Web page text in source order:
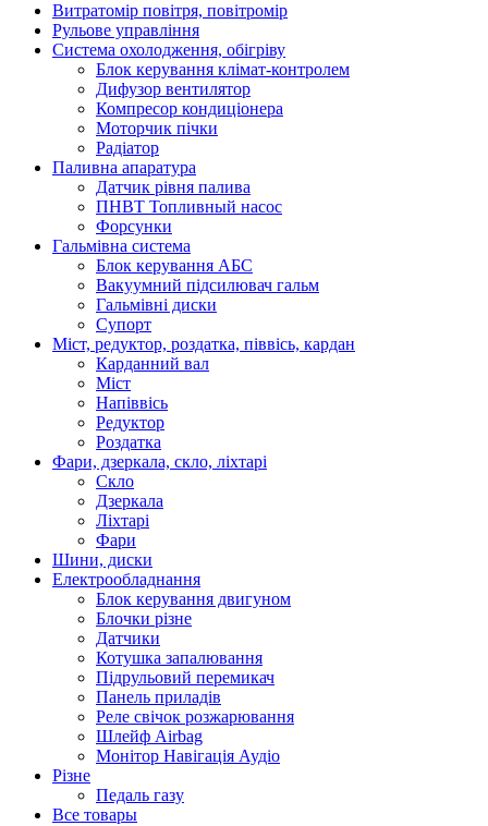
Витратомір повітря, повітромір
Рульове управління
Система охолодження, обігріву
Блок керування клімат-контролем
Дифузор вентилятор
Компресор кондиціонера
Моторчик пічки
Радіатор
Паливна апаратура
Датчик рівня палива
ПНВТ Топливный насос
Форсунки
Гальмівна система
Блок керування АБС
Вакуумний підсилювач гальм
Гальмівні диски
Супорт
Міст, редуктор, роздатка, піввісь, кардан
Карданний вал
Міст
Напіввісь
Редуктор
Роздатка
Фари, дзеркала, скло, ліхтарі
Cкло
Дзеркала
Ліхтарі
Фари
Шини, диски
Електрообладнання
Блок керування двигуном
Блочки різне
Датчики
Котушка запалювання
Підрульовий перемикач
Панель приладів
Реле свічок розжарювання
Шлейф Airbag
Монітор Навігація Аудіо
Різне
Педаль газу
Все товары